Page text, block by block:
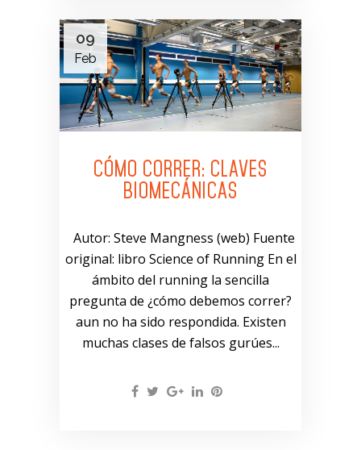
09
Feb
CÓMO CORRER: CLAVES
BIOMECÁNICAS
Autor: Steve Mangness (web) Fuente
original: libro Science of Running En el
ámbito del running la sencilla
pregunta de ¿cómo debemos correr?
aun no ha sido respondida. Existen
muchas clases de falsos gurúes...